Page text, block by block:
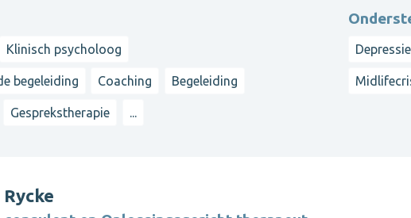
Klinisch psycholoog
begeleiding Coaching Begeleiding
Gesprekstherapie ...
Depressie